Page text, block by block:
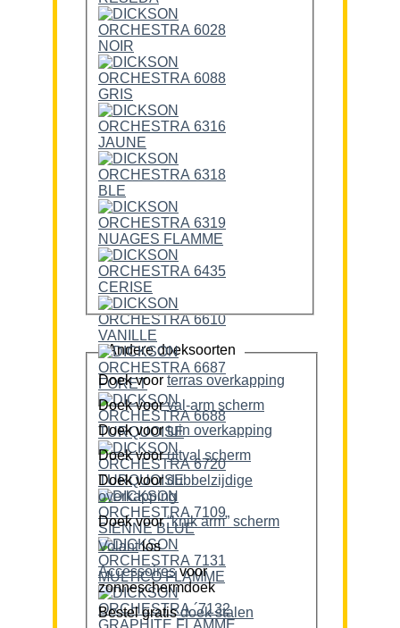
Andere doeksoorten
Doek voor terras overkapping
Doek voor
val-arm scherm
Doek voor
tuin overkapping
Doek voor
uitval scherm
Doek voordubbelzijdige
overkapping
Doek voor
“knik arm” scherm
Volantlos
Accessoiresvoor
zonneschermdoek
Bestel gratis doek stalen